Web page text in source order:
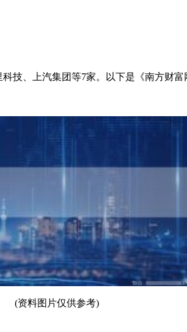
技、上汽集团等7家。以下是《南方财
(资料图片仅供参考)